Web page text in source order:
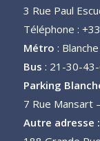
3 Rue Paul
Téléphone :
Métro :
Bus : 21-30-
Parking
7 Rue Mansart
Autre adresse :